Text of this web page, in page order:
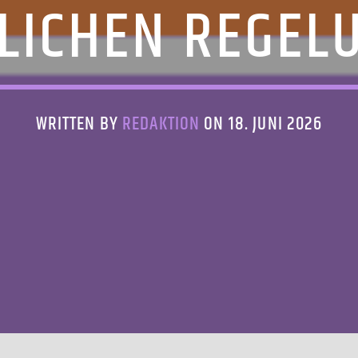
WRITTEN BY REDAKTION ON 18. JUNI 2026